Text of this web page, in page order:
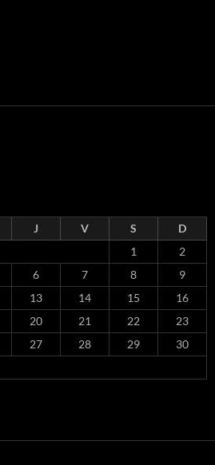
J V S
D
1
2
6 7 8
9
13 14 15
16
20 21 22
23
27 28 29
30